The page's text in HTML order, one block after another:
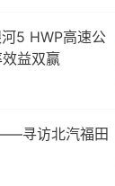
5 HWP高速公
益双赢
寻访北汽福田